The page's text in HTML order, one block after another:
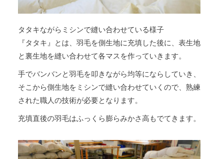
タタキながらミシンで縫い合わせている様子
『タタキ』とは、羽毛を側生地に充填した後に、表生地
と裏生地を縫い合わせて各マスを作っていきます。
手でバンバンと羽毛を叩きながら均等にならしていき、
そこから側生地をミシンで縫い合わせていくので、熟練
された職人の技術が必要となります。
充填直後の羽毛はふっくら膨らみかさ高もでてきます。